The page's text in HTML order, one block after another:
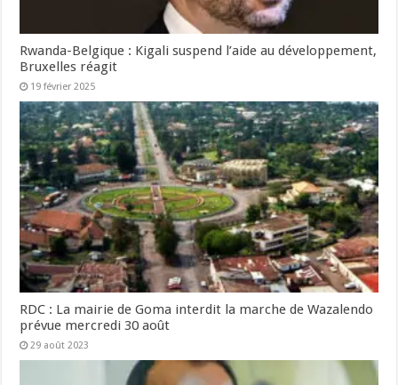
Rwanda-Belgique : Kigali suspend l’aide au développement,
Bruxelles réagit
19 février 2025
RDC : La mairie de Goma interdit la marche de Wazalendo
prévue mercredi 30 août
29 août 2023